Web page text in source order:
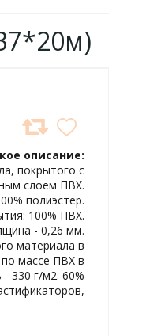
описание:
покрытого с
слоем ПВХ.
полиэстер.
100% ПВХ.
- 0,26 мм.
материала в
массе ПВХ в
330 г/м2. 60%